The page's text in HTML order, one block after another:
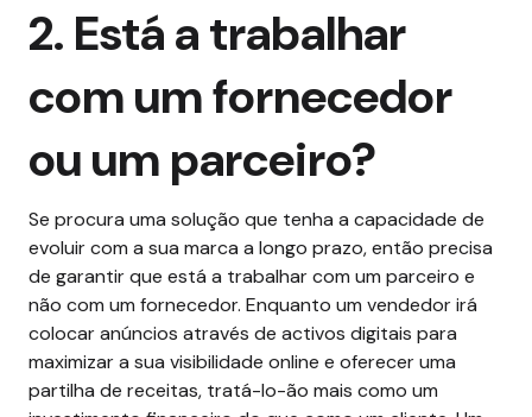
2. Está a trabalhar
com um fornecedor
ou um parceiro?
Se procura uma solução que tenha a capacidade de
evoluir com a sua marca a longo prazo, então precisa
de garantir que está a trabalhar com um parceiro e
não com um fornecedor. Enquanto um vendedor irá
colocar anúncios através de activos digitais para
maximizar a sua visibilidade online e oferecer uma
partilha de receitas, tratá-lo-ão mais como um